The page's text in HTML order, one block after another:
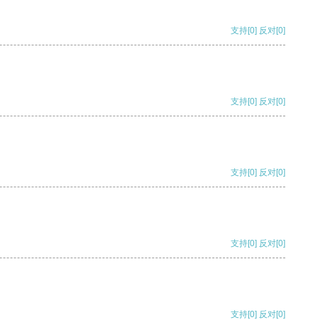
支持[0] 反对[0]
支持[0] 反对[0]
支持[0] 反对[0]
支持[0] 反对[0]
支持[0] 反对[0]